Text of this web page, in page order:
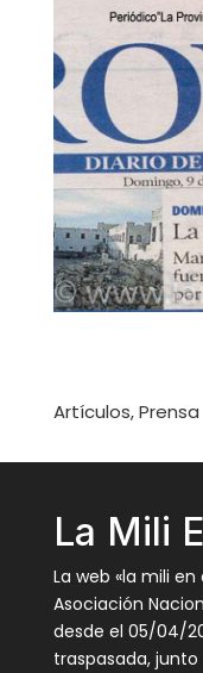
Artículos, Prensa
La Mili
La web «la mili
Asociación
desde el 05/04/
traspasada,